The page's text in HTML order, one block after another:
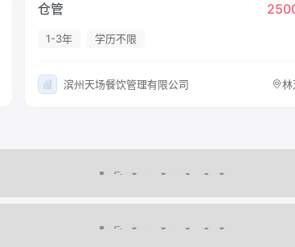
仓管
1-3年 学历不限
滨州天场餐饮管理有限公司 林